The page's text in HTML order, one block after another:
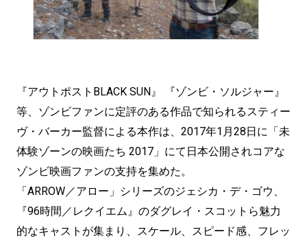
『アウトポストBLACK SUN』 『ゾンビ・ソルジャー』
等、ゾンビファンに定評のある作品で知られるスティー
ヴ・バーカー監督による本作は、2017年1月28日に「未
体験ゾーンの映画たち 2017」にて日本公開されコアな
ゾンビ映画ファンの支持を集めた。
「ARROW／アロー」シリーズのジェシカ・デ・ゴウ、
『96時間／レクイエム』のダグレイ・スコットら魅力
的なキャストが集まり、スケール、スピード感、フレッ